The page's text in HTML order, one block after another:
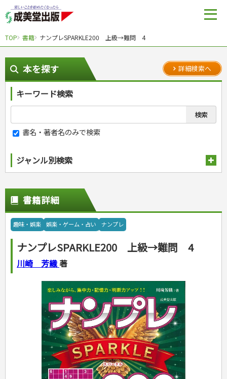
TOP 書籍 ナンプレSPARKLE200 上級→難問 4
本を探す 詳細検索へ
キーワード検索
書名・著者名のみで検索
ジャンル別検索
スポーツ
スポーツルール
野球
ゴルフ
ジュニアスポーツ
その他スポーツ
自然・アウトドア・ペット
アウトドア
犬・猫
園芸・野菜づくり
雑学
娯楽・ゲーム・占い
ナンプレ
ゲーム・マジック
家相・風水・占い
カルチャー・芸術・趣味
音楽・楽器
趣味・鑑賞・カメラ
俳句・詩・ことば
辞典
語学・旅行会話
運転免許
原付・二輪
その他免許
生活・暮らし
料理
料理・レシピ
各国料理
お弁当
健康メニュー・ダイエット
調理器具クッキング
お菓子・ケーキ・パン
飲み物・お酒
手芸・クラフト
ソーイング
クラフト
インテリア・ハウジング
収納・掃除・暮らし
美容・ファッション
ダイエット・エクササイズ
メイク・ネイル・ヘア
着物・着つけ
冠婚葬祭・手紙・ペン字
冠婚葬祭・スピーチ・マナー
手紙・ペン字
妊娠・出産・育児
妊娠・出産・育児
離乳食・幼児食・こどもレシピ
健康と保育
家庭医学・健康
ツボ・マッサージ
家庭医学・病気
健康知識
生活習慣病
看護・介護
看護一般
介護一般
保育・教育
パネルシアター
こどもの本
児童一般
おりがみ・あやとり
なぞなぞ・ゲーム
占い・心理ゲーム
のりもの・ずかん
読み物・絵本
音と光のでる絵本
学参・ドリル
夏休みドリル
総復習ドリル
学習・地図
自由研究・読書感想文
えんぴつちょう
就職活動
就職活動
公務員試験
資格試験
検定試験・資格試験
英語検定・TOEIC
漢字検定・数学検定
簿記検定
看護・薬学
ケアマネジャー
介護・社会福祉士
保育士
司法書士・社労士
経営・経済・法律
マネー・株・資産
ビジネス・法律
簿記・経理・税金・保険
その他ビジネス
自己啓発
自己啓発
ビジネス読み物
旅行・歴史
国内・海外旅行
国外旅行
国内旅行
散歩・グルメ
地理・歴史
地理・地図
歴史
成美文庫
その他文庫
ダイアリー
ダイアリー
プラチナダイアリー プレステージ
書籍詳細
趣味・娯楽 娯楽・ゲーム・占い ナンプレ
ナンプレSPARKLE200 上級→難問 4
川崎 芳織著